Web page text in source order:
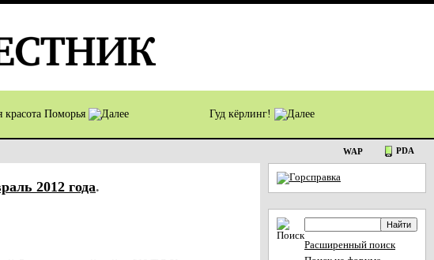
красота Поморья Гуд кёрлинг!
WAP PDA
2012 года.
Расширенный поиск